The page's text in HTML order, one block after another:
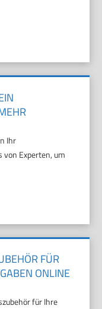
Ihr
von Experten, um
FÜR
ONLINE
für Ihre